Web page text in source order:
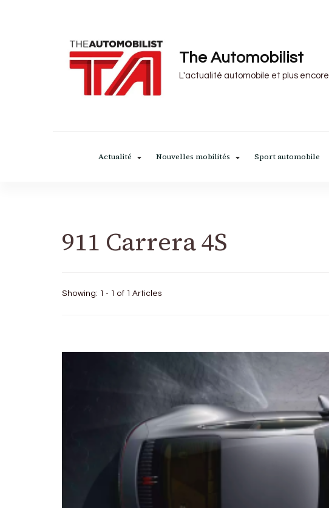
The Automobilist
L'actualité automobile et plus encore
Actualité Nouvelles mobilités Sport automobile
911 Carrera 4S
Showing: 1 - 1 of 1 Articles